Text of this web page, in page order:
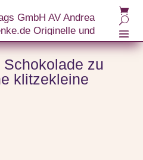
/ Jutesäckchen mit Schokolade zu
zu
klitzekleine